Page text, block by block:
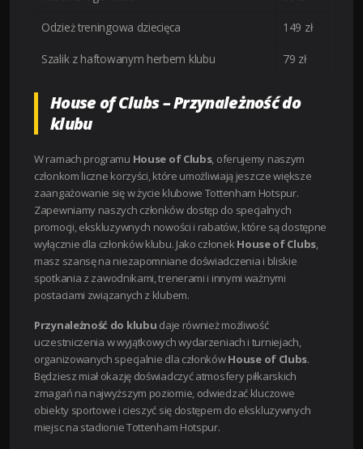
Odzież treningowa dziecięca 149 zł
Szalik z haftowanym herbem klubu 79 zł
House of Clubs – Przynależność do
klubu
W ramach programu House of Clubs, oferujemy naszym
członkom liczne korzyści, które umożliwiają jeszcze większe
zaangażowanie się w życie klubowe Tottenham Hotspur.
Zapewniamy naszych członków dostęp do specjalnych
promocji, ekskluzywnych nowości i rabatów, które są dostępne
wyłącznie dla członków klubu. Jako członek House of Clubs,
masz szansę na niezapomniane doświadczenia i bliskie
spotkania z zawodnikami, trenerami i innymi ważnymi
postaciami związanych z klubem.
Przynależność do klubu daje również możliwość
uczestniczenia w wyjątkowych wydarzeniach i turniejach,
organizowanych specjalnie dla członkówHouse of Clubs.
Będziesz miał okazję doświadczyć atmosfery piłkarskich
zmagań na najwyższym poziomie, odwiedzać kluczowe
obiekty sportowe i cieszyć się dostępem do ekskluzywnych
miejsc na stadionie Tottenham Hotspur.